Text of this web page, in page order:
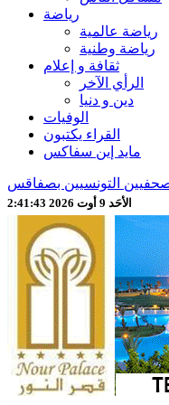
رياضة
رياضة عالمية
رياضة وطنية
ثقافة و إعلام
الرأي الآخر
دين و دنيا
الوفيات
القراء يكتبون
مايد إين سفاكس
التونسيين بصفاقس
الأحَد 9 أوت 2026 2:41:45